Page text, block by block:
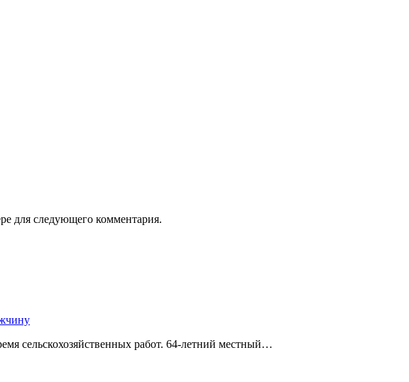
для следующего комментария.
сельскохозяйственных работ. 64-летний местный…